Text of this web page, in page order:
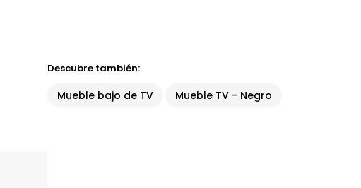
Descubre también:
Mueble bajo de TV Mueble TV - Negro